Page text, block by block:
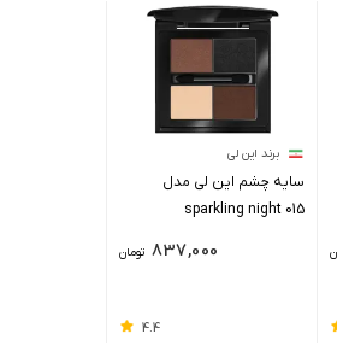
برند این لی
سایه چشم این لی مدل
sparkling night 015
تومان 837,000
4.4